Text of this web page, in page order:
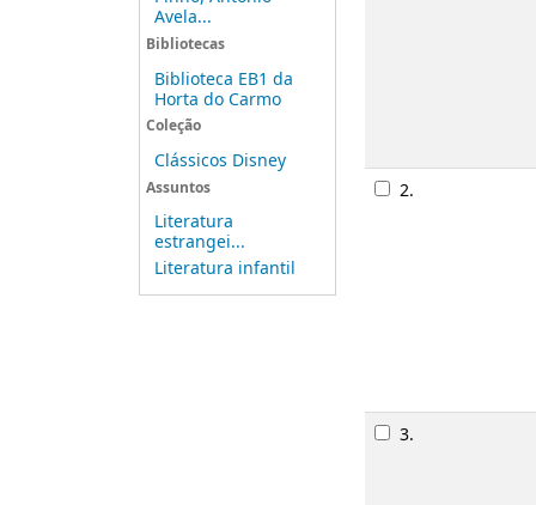
Avela...
Bibliotecas
Biblioteca EB1 da
Horta do Carmo
Coleção
Clássicos Disney
Assuntos
Literatura
estrangei...
Literatura infantil
2.
3.